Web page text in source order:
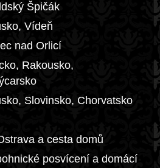
Špičák
Vídeň
nad Orlicí
Rakousko,
Slovinsko, Chorvatsko
a cesta domů
posvícení a domácí